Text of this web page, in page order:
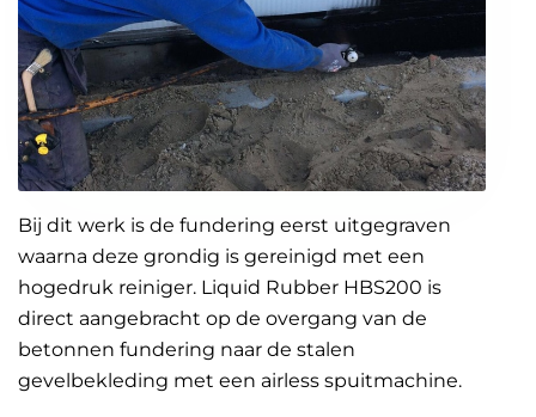
Bij dit werk is de fundering eerst uitgegraven
waarna deze grondig is gereinigd met een
hogedruk reiniger. Liquid Rubber HBS200 is
direct aangebracht op de overgang van de
betonnen fundering naar de stalen
gevelbekleding met een airless spuitmachine.